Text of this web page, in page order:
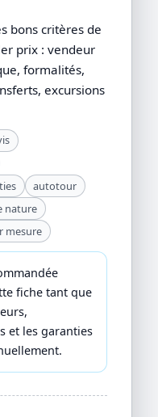
bons critères de
prix : vendeur
formalités,
excursions
autotour
nature
mesure
fiche tant que
et les garanties